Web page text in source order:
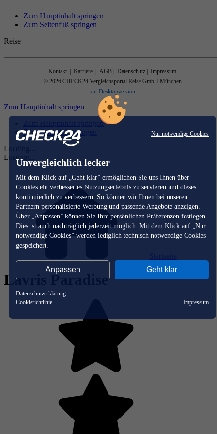
Nur notwendige Cookies
Unvergleichlich lecker
Mit dem Klick auf „Geht klar” ermöglichen Sie uns Ihnen über
Cookies ein verbessertes Nutzungserlebnis zu servieren und dieses
kontinuierlich zu verbessern. So können wir Ihnen bei unseren
Partnern personalisierte Werbung und passende Angebote anzeigen.
Über „Anpassen” können Sie Ihre persönlichen Präferenzen festlegen.
Dies ist auch nachträglich jederzeit möglich. Mit dem Klick auf „Nur
notwendige Cookies” werden lediglich technisch notwendige Cookies
gespeichert.
Anpassen Geht klar
Datenschutzerklärung
Cookierichtlinie
Impressum
Zum Hauptinhalt springen
Zum Seitenfuß springen
Reise
Kontakt | Karriere | AGB | Datenschutz
| Impressum
© 2026 CHECK24 Vergleichsportal Reise GmbH München
zur Desktopversion
Zum Hauptinhalt springen
Zum Hauptinhalt springen
Zum Seitenfuß springen
Loading...
Loading...
Lavris Paradise